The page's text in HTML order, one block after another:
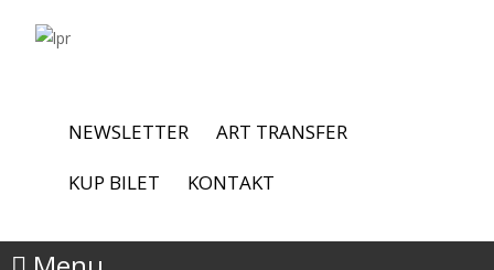
NEWSLETTER
ART TRANSFER
KUP BILET
KONTAKT